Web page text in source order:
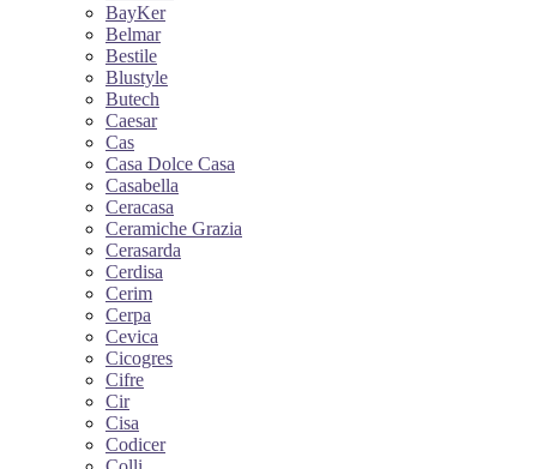
BayKer
Belmar
Bestile
Blustyle
Butech
Caesar
Cas
Casa Dolce Casa
Casabella
Ceracasa
Ceramiche Grazia
Cerasarda
Cerdisa
Cerim
Cerpa
Cevica
Cicogres
Cifre
Cir
Cisa
Codicer